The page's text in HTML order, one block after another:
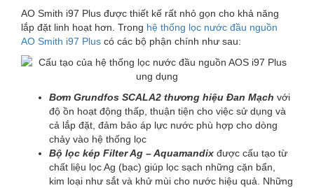
AO Smith i97 Plus được thiết kế rất nhỏ gọn cho khả năng
lắp đặt linh hoạt hơn. Trong hệ thống lọc nước đầu nguồn
AO Smith i97 Plus có các bộ phận chính như sau:
Bơm Grundfos SCALA2 thương hiệu Đan Mạch với
độ ồn hoạt động thấp, thuận tiện cho việc sử dụng và
cả lắp đặt, đảm bảo áp lực nước phù hợp cho dòng
chảy vào hệ thống lọc
Bộ lọc kép Filter Ag – Aquamandix được cấu tạo từ
chất liệu lọc Ag (bạc) giúp lọc sạch những cặn bẩn,
kim loại như sắt và khử mùi cho nước hiệu quả. Những